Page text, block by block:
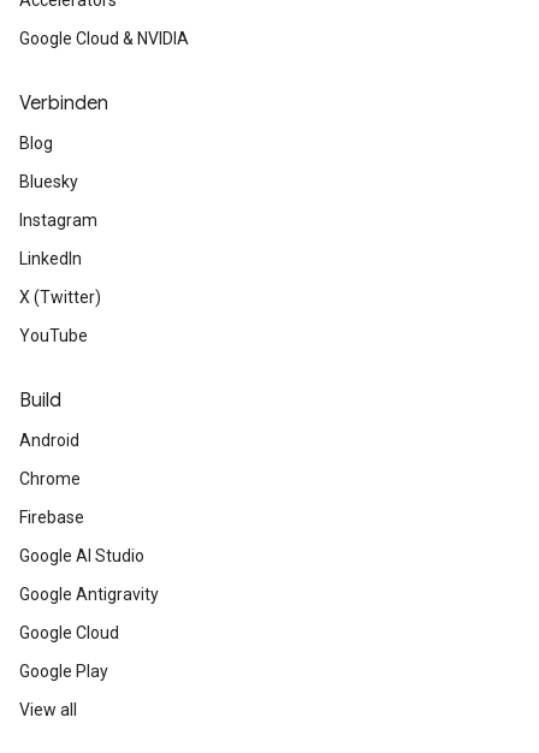
Google Cloud & NVIDIA
Verbinden
Blog
Bluesky
Instagram
LinkedIn
X (Twitter)
YouTube
Build
Android
Chrome
Firebase
Google AI Studio
Google Antigravity
Google Cloud
Google Play
View all